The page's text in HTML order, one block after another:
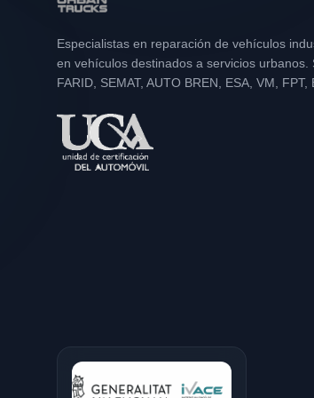
Especialistas en reparación de vehículos
en vehículos destinados a servicios urbanos.
FARID, SEMAT, AUTO BREN, ESA, VM, FPT,